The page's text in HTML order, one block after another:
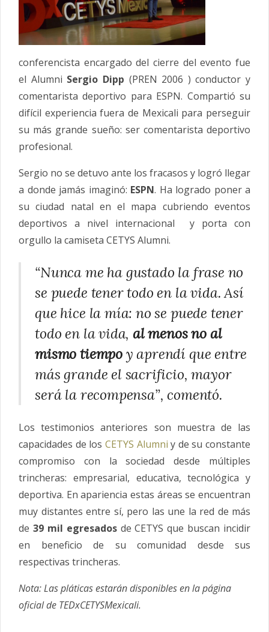
conferencista encargado del cierre del evento fue
el Alumni Sergio Dipp (PREN 2006 ) conductor y
comentarista deportivo para ESPN. Compartió su
difícil experiencia fuera de Mexicali para perseguir
su más grande sueño: ser comentarista deportivo
profesional.
Sergio no se detuvo ante los fracasos y logró llegar
a donde jamás imaginó: ESPN. Ha logrado poner a
su ciudad natal en el mapa cubriendo eventos
deportivos a nivel internacional y porta con
orgullo la camiseta CETYS Alumni.
“Nunca me ha gustado la frase no
se puede tener todo en la vida. Así
que hice la mía: no se puede tener
todo en la vida,al menos no al
mismo tiempoy aprendí que entre
más grande el sacrificio, mayor
será la recompensa”, comentó.
Los testimonios anteriores son muestra de las
capacidades de los CETYS Alumni y de su constante
compromiso con la sociedad desde múltiples
trincheras: empresarial, educativa, tecnológica y
deportiva. En apariencia estas áreas se encuentran
muy distantes entre sí, pero las une la red de más
de 39 mil egresadosde CETYS que buscan incidir
en beneficio de su comunidad desde sus
respectivas trincheras.
Nota: Las pláticas estarán disponibles en la página
oficial de TEDxCETYSMexicali.